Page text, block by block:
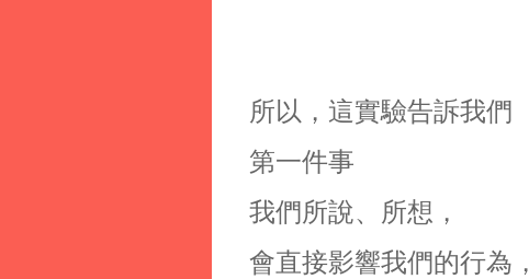
所以，這實驗告訴我們
第一件事
我們所說、所想，
會直接影響我們的行為，